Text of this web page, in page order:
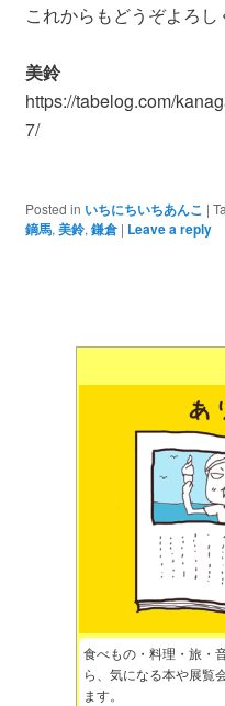
これからもどうぞよろし
美鈴
https://tabelog.com/
7/
Posted in いちにちいちあんこ |
鏑馬, 美鈴, 鎌倉 | Leave a reply
食べもの・料理・旅・
ら、気になる本や展覧
ます。